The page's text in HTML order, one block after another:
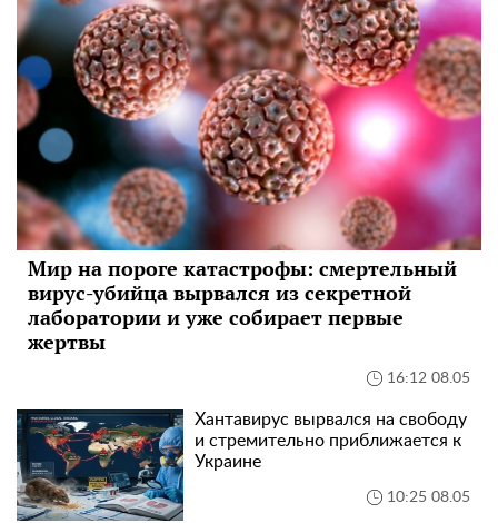
Мир на пороге катастрофы: смертельный
вирус-убийца вырвался из секретной
лаборатории и уже собирает первые
жертвы
16:12 08.05
Хантавирус вырвался на свободу
и стремительно приближается к
Украине
10:25 08.05